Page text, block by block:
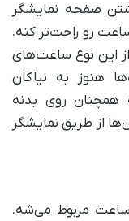
صفحه نمایشگر
رو راحت‌تر کنه.
این نوع ساعت‌های
هنوز به نیاکان
همچنان روی بدنه
از طریق نمایشگر
مربوط می‌شه.